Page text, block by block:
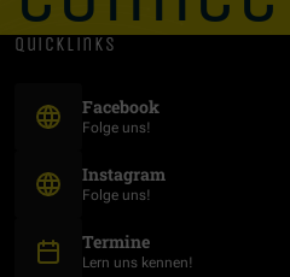
quicklinks
Facebook(Öffnet in
Folge uns!
Instagram
Folge uns!
Termine
Lern uns kennen!